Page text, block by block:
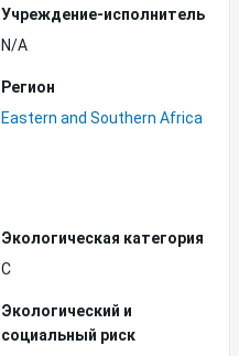
Учреждение-исполнитель
N/A
Регион
Eastern and Southern Africa
Экологическая категория
C
Экологический и
социальный риск